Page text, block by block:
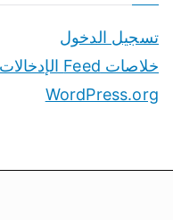
تسجيل الدخول
خلاصات Feed الإدخالات
WordPress.org